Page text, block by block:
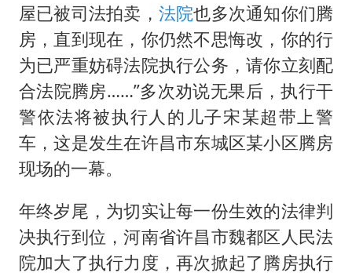
贵州轮胎子公司获美国退税8136万
郑国霖回应去景区上班被保安拦下
CIA被曝已秘密设立古巴工作组
曝韩足协曾为外籍裁判安排性招待
萧敬腾：不忍心让妻子承受生育的苦
屋已被司法拍卖， 法院也多次通知你们腾
房，直到现在，你仍然不思悔改，你的行
为已严重妨碍法院执行公务，请你立刻配
合法院腾房……”多次劝说无果后，执行干
警依法将被执行人的儿子宋某超带上警
车，这是发生在许昌市东城区某小区腾房
现场的一幕。
年终岁尾，为切实让每一份生效的法律判
决执行到位，河南省许昌市魏都区人民法
院加大了执行力度，再次掀起了腾房执行